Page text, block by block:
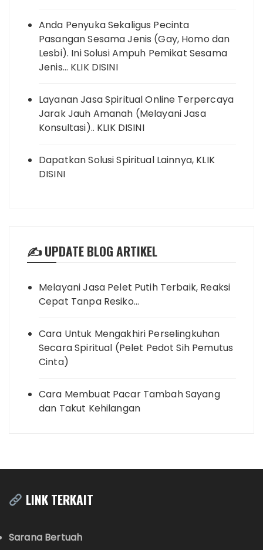
Anda Penyuka Sekaligus Pecinta
Pasangan Sesama Jenis (Gay, Homo dan
Lesbi). Ini Solusi Ampuh Pemikat Sesama
Jenis… KLIK DISINI
Layanan Jasa Spiritual Online Terpercaya
Jarak Jauh Amanah (Melayani Jasa
Konsultasi).. KLIK DISINI
Dapatkan Solusi Spiritual Lainnya, KLIK
DISINI
✍️ UPDATE BLOG ARTIKEL
Melayani Jasa Pelet Putih Terbaik, Reaksi
Cepat Tanpa Resiko…
Cara Untuk Mengakhiri Perselingkuhan
Secara Spiritual (Pelet Pedot Sih Pemutus
Cinta)
Cara Membuat Pacar Tambah Sayang
dan Takut Kehilangan
LINK TERKAIT
Sarana Bertuah